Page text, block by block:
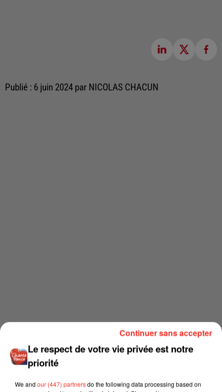
Publié : 6 juin 2024 par NICOLAS CHACUN
Le respect de votre vie privée est notre
priorité
We and our (447) partnersdo the following data processing based on
Continuer sans accepter